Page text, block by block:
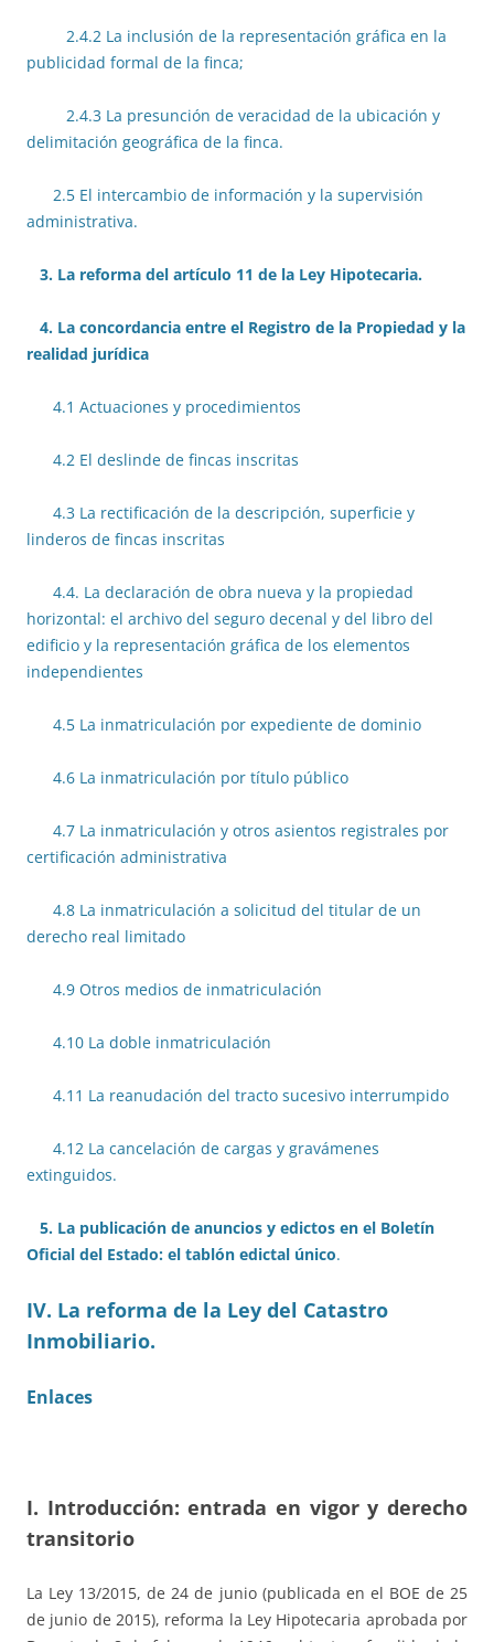
2.4.2 La inclusión de la representación gráfica en la
publicidad formal de la finca;
2.4.3 La presunción de veracidad de la ubicación y
delimitación geográfica de la finca.
2.5 El intercambio de información y la supervisión
administrativa.
3. La reforma del artículo 11 de la Ley Hipotecaria.
4. La concordancia entre el Registro de la Propiedad y la
realidad jurídica
4.1 Actuaciones y procedimientos
4.2 El deslinde de fincas inscritas
4.3 La rectificación de la descripción, superficie y
linderos de fincas inscritas
4.4. La declaración de obra nueva y la propiedad
horizontal: el archivo del seguro decenal y del libro del
edificio y la representación gráfica de los elementos
independientes
4.5 La inmatriculación por expediente de dominio
4.6 La inmatriculación por título público
4.7 La inmatriculación y otros asientos registrales por
certificación administrativa
4.8 La inmatriculación a solicitud del titular de un
derecho real limitado
4.9 Otros medios de inmatriculación
4.10 La doble inmatriculación
4.11 La reanudación del tracto sucesivo interrumpido
4.12 La cancelación de cargas y gravámenes
extinguidos.
5. La publicación de anuncios y edictos en el Boletín
Oficial del Estado: el tablón edictal único.
IV. La reforma de la Ley del Catastro
Inmobiliario.
Enlaces
I. Introducción: entrada en vigor y derecho
transitorio
La Ley 13/2015, de 24 de junio (publicada en el BOE de 25
de junio de 2015), reforma la Ley Hipotecaria aprobada por